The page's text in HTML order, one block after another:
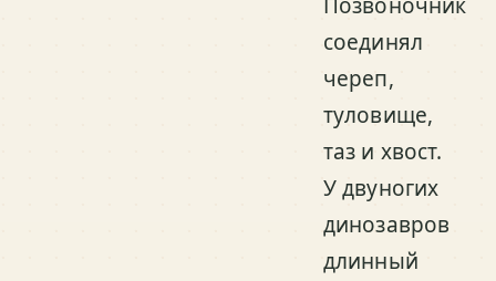
соединял
череп,
туловище,
таз и хвост.
У двуногих
динозавров
длинный